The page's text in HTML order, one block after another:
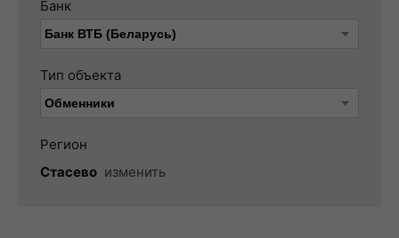
Банк
Тип объекта
Регион
Стасево изменить